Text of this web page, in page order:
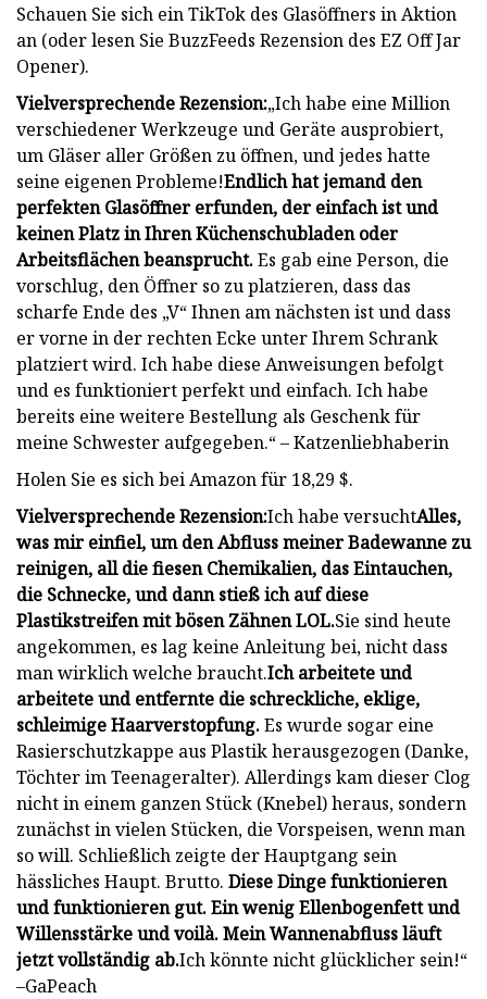
Schauen Sie sich ein TikTok des Glasöffners in Aktion
an (oder lesen Sie BuzzFeeds Rezension des EZ Off Jar
Opener).
Vielversprechende Rezension:„Ich habe eine Million
verschiedener Werkzeuge und Geräte ausprobiert,
um Gläser aller Größen zu öffnen, und jedes hatte
seine eigenen Probleme!Endlich hat jemand den
perfekten Glasöffner erfunden, der einfach ist und
keinen Platz in Ihren Küchenschubladen oder
Arbeitsflächen beansprucht.Es gab eine Person, die
vorschlug, den Öffner so zu platzieren, dass das
scharfe Ende des „V“ Ihnen am nächsten ist und dass
er vorne in der rechten Ecke unter Ihrem Schrank
platziert wird. Ich habe diese Anweisungen befolgt
und es funktioniert perfekt und einfach. Ich habe
bereits eine weitere Bestellung als Geschenk für
meine Schwester aufgegeben.“ – Katzenliebhaberin
Holen Sie es sich bei Amazon für 18,29 $.
Vielversprechende Rezension:Ich habe versuchtAlles,
was mir einfiel, um den Abfluss meiner Badewanne zu
reinigen, all die fiesen Chemikalien, das Eintauchen,
die Schnecke, und dann stieß ich auf diese
Plastikstreifen mit bösen Zähnen LOL.Sie sind heute
angekommen, es lag keine Anleitung bei, nicht dass
man wirklich welche braucht.Ich arbeitete und
arbeitete und entfernte die schreckliche, eklige,
schleimige Haarverstopfung.Es wurde sogar eine
Rasierschutzkappe aus Plastik herausgezogen (Danke,
Töchter im Teenageralter). Allerdings kam dieser Clog
nicht in einem ganzen Stück (Knebel) heraus, sondern
zunächst in vielen Stücken, die Vorspeisen, wenn man
so will. Schließlich zeigte der Hauptgang sein
hässliches Haupt. Brutto. Diese Dinge funktionieren
und funktionieren gut. Ein wenig Ellenbogenfett und
Willensstärke und voilà. Mein Wannenabfluss läuft
jetzt vollständig ab.Ich könnte nicht glücklicher sein!“
–GaPeach